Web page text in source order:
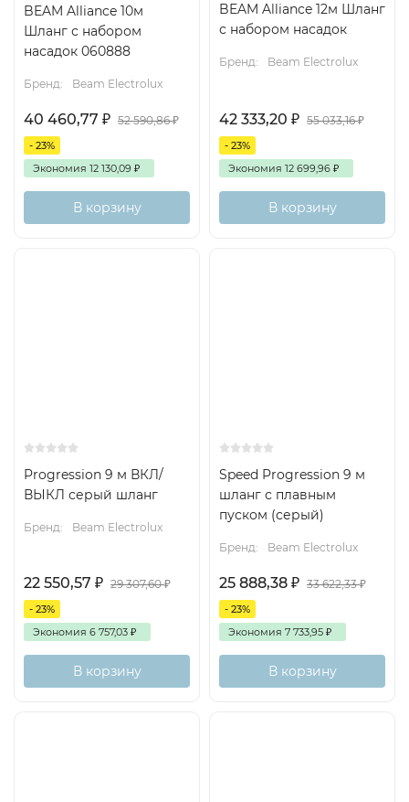
BEAM Alliance 10м
Шланг с набором
насадок 060888
Бренд: Beam Electrolux
40 460,77 ₽ 52 590,86₽
- 23%
Экономия 12 130,09 ₽
В корзину
BEAM Alliance 12м Шланг
с набором насадок
Бренд: Beam Electrolux
42 333,20 ₽ 55 033,16₽
- 23%
Экономия 12 699,96 ₽
В корзину
Progression 9 м ВКЛ/
ВЫКЛ серый шланг
Бренд: Beam Electrolux
22 550,57 ₽ 29 307,60₽
- 23%
Экономия 6 757,03 ₽
В корзину
Speed Progression 9 м
шланг с плавным
пуском (серый)
Бренд: Beam Electrolux
25 888,38 ₽ 33 622,33₽
- 23%
Экономия 7 733,95 ₽
В корзину